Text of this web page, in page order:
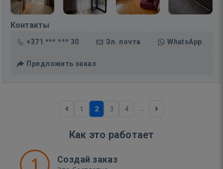
Контакты
+371 *** *** 30 Эл. почта WhatsApp
Предложить заказ
1 2 3 4 ...
Как это работает
1 Создай заказ